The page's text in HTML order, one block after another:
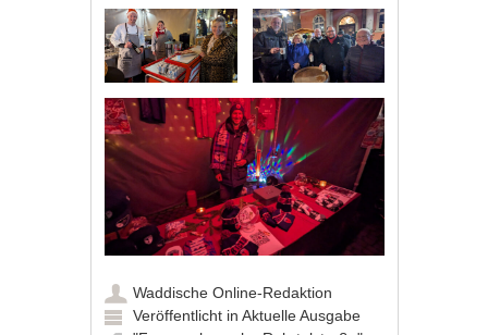
Waddische Online-Redaktion
Veröffentlicht inAktuelle Ausgabe